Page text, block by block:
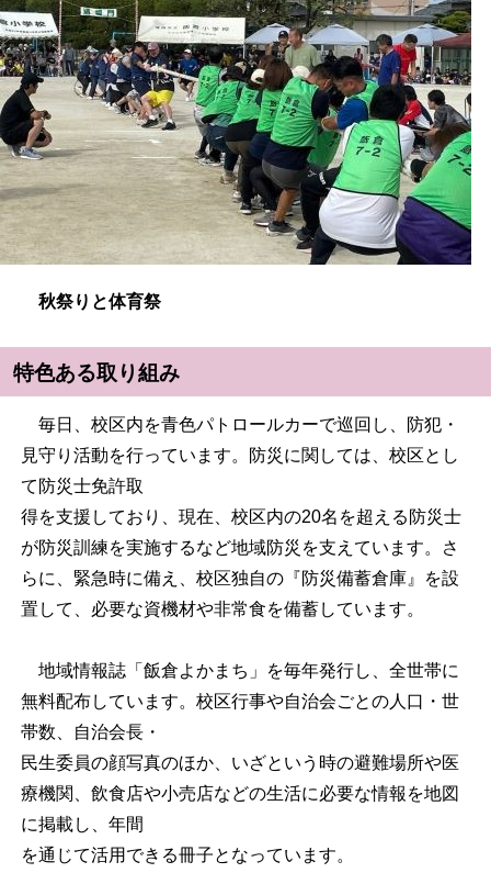
秋祭りと体育祭
特色ある取り組み
毎日、校区内を青色パトロールカーで巡回し、防犯・
見守り活動を行っています。防災に関しては、校区とし
て防災士免許取
得を支援しており、現在、校区内の20名を超える防災士
が防災訓練を実施するなど地域防災を支えています。さ
らに、緊急時に備え、校区独自の『防災備蓄倉庫』を設
置して、必要な資機材や非常食を備蓄しています。
地域情報誌「飯倉よかまち」を毎年発行し、全世帯に
無料配布しています。校区行事や自治会ごとの人口・世
帯数、自治会長・
民生委員の顔写真のほか、いざという時の避難場所や医
療機関、飲食店や小売店などの生活に必要な情報を地図
に掲載し、年間
を通じて活用できる冊子となっています。